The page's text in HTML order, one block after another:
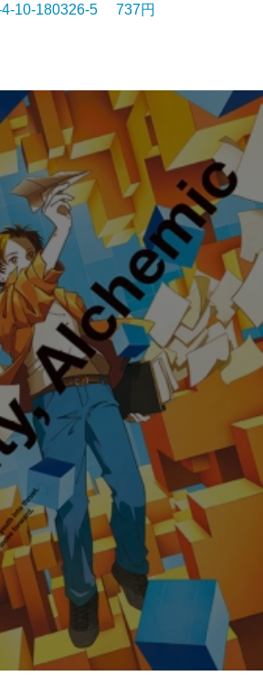
10-180326-5 737円